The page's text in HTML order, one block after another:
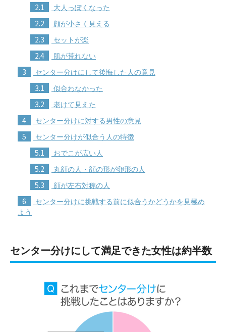
2.1 大人っぽくなった
2.2 顔が小さく見える
2.3 セットが楽
2.4 肌が荒れない
3 センター分けにして後悔した人の意見
3.1 似合わなかった
3.2 老けて見えた
4 センター分けに対する男性の意見
5 センター分けが似合う人の特徴
5.1 おでこが広い人
5.2 丸顔の人・顔の形が卵形の人
5.3 顔が左右対称の人
6
センター分けに挑戦する前に似合うかどうかを見極め
よう
センター分けにして満足できた女性は約半数